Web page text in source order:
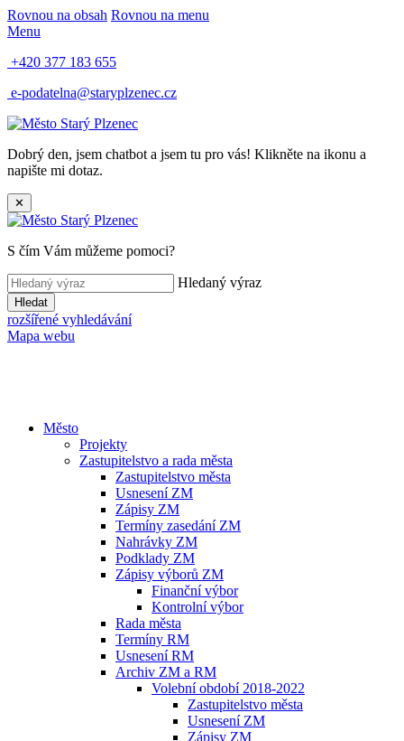
Rovnou na obsah Rovnou na menu
Menu
+420 377 183 655
e-podatelna@staryplzenec.cz
Dobrý den, jsem chatbot a jsem tu pro vás! Klikněte na ikonu a
napište mi dotaz.
✕
S čím Vám můžeme pomoci?
Hledaný výraz
Hledat
rozšířené vyhledávání
Mapa webu
Město
Projekty
Zastupitelstvo a rada města
Zastupitelstvo města
Usnesení ZM
Zápisy ZM
Termíny zasedání ZM
Nahrávky ZM
Podklady ZM
Zápisy výborů ZM
Finanční výbor
Kontrolní výbor
Rada města
Termíny RM
Usnesení RM
Archiv ZM a RM
Volební období 2018-2022
Zastupitelstvo města
Usnesení ZM
Zápisy ZM